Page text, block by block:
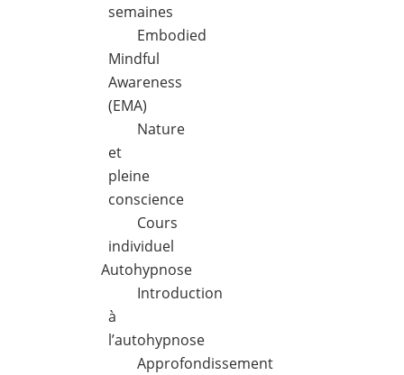
semaines
Embodied
Mindful
Awareness
(EMA)
Nature
et
pleine
conscience
Cours
individuel
Autohypnose
Introduction
à
l’autohypnose
Approfondissement